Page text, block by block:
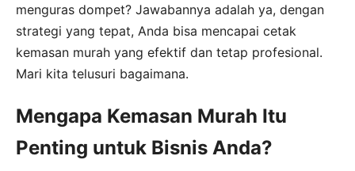
menguras dompet? Jawabannya adalah ya, dengan
strategi yang tepat, Anda bisa mencapai cetak
kemasan murah yang efektif dan tetap profesional.
Mari kita telusuri bagaimana.
Mengapa Kemasan Murah Itu
Penting untuk Bisnis Anda?